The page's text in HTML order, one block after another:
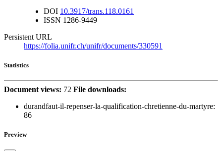
DOI 10.3917/trans.118.0161
ISSN 1286-9449
Persistent URL
https://folia.unifr.ch/unifr/documents/330591
Statistics
Document views: 72 File downloads:
durandfaut-il-repenser-la-qualification-chretienne-du-martyre:
86
Preview